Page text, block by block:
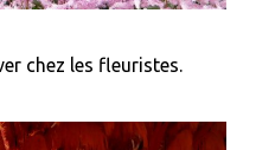
chez les fleuristes.